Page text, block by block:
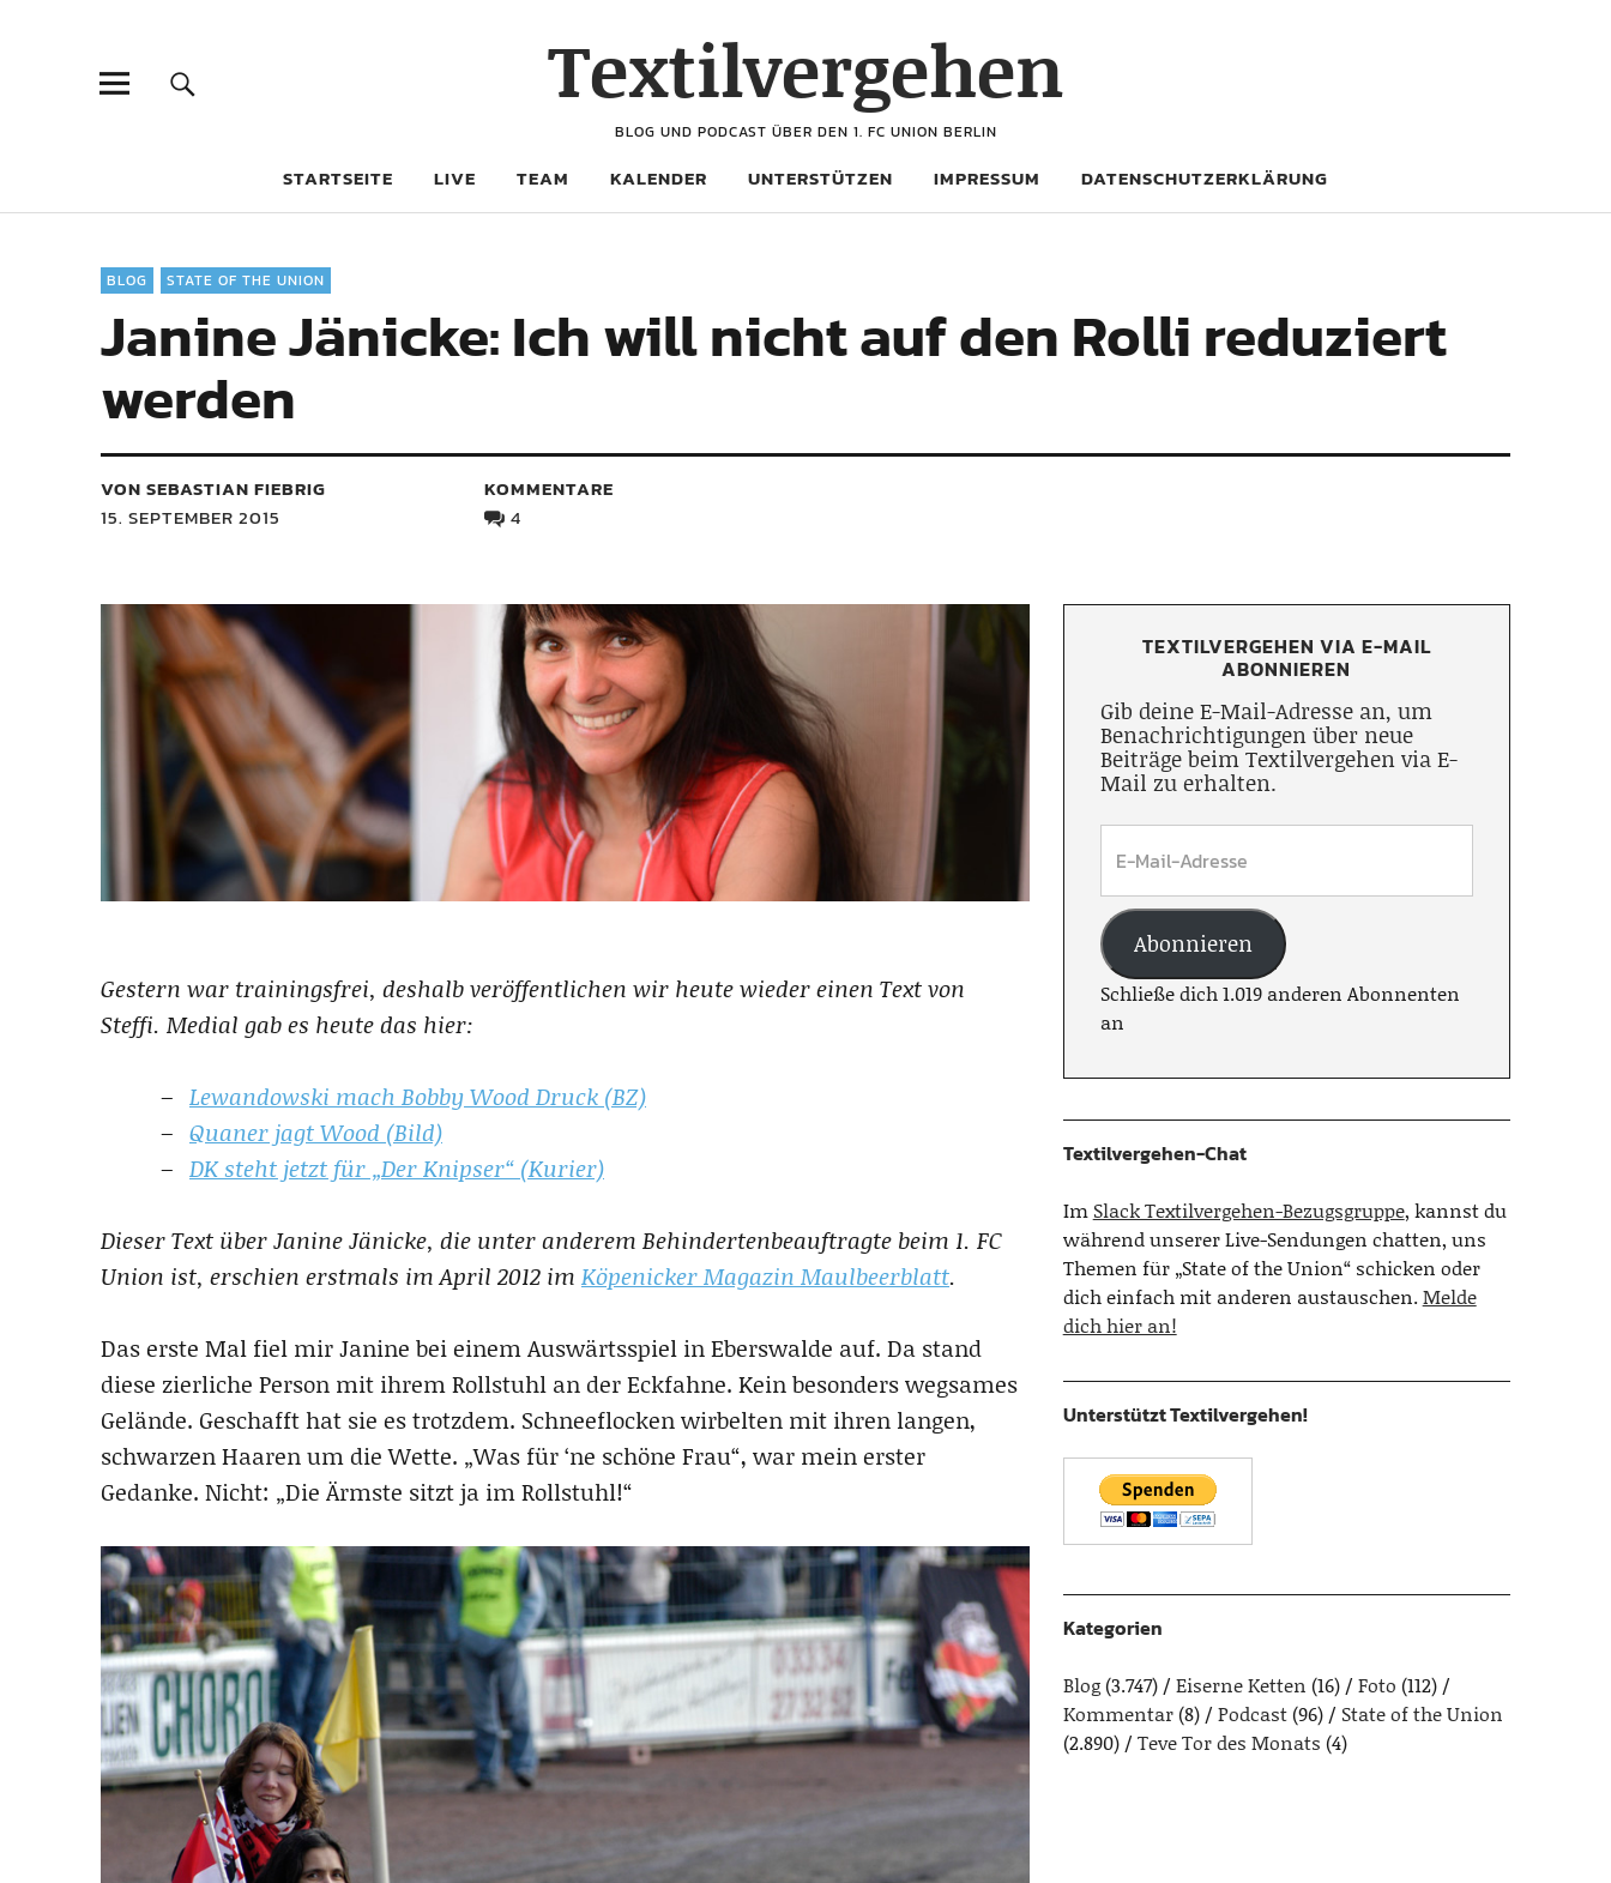
Textilvergehen
BLOG UND PODCAST ÜBER DEN 1. FC UNION BERLIN
STARTSEITE LIVE TEAM KALENDER UNTERSTÜTZEN IMPRESSUM DATENSCHUTZERKLÄRUNG
BLOG STATE OF THE UNION
Janine Jänicke: Ich will nicht auf den Rolli reduziert
werden
VON SEBASTIAN FIEBRIG
15. SEPTEMBER 2015
KOMMENTARE
4
Gestern war trainingsfrei, deshalb veröffentlichen wir heute wieder einen Text von
Steffi. Medial gab es heute das hier:
Lewandowski mach Bobby Wood Druck (BZ)
Quaner jagt Wood (Bild)
DK steht jetzt für „Der Knipser“ (Kurier)
Dieser Text über Janine Jänicke, die unter anderem Behindertenbeauftragte beim 1. FC
Union ist, erschien erstmals im April 2012 im Köpenicker Magazin Maulbeerblatt.
Das erste Mal fiel mir Janine bei einem Auswärtsspiel in Eberswalde auf. Da stand
diese zierliche Person mit ihrem Rollstuhl an der Eckfahne. Kein besonders wegsames
Gelände. Geschafft hat sie es trotzdem. Schneeflocken wirbelten mit ihren langen,
schwarzen Haaren um die Wette. „Was für ‘ne schöne Frau“, war mein erster
Gedanke. Nicht: „Die Ärmste sitzt ja im Rollstuhl!“
TEXTILVERGEHEN VIA E-MAIL
ABONNIEREN
Gib deine E-Mail-Adresse an, um
Benachrichtigungen über neue
Beiträge beim Textilvergehen via E-
Mail zu erhalten.
Abonnieren
Schließe dich 1.019 anderen Abonnenten
an
Textilvergehen-Chat
Im Slack Textilvergehen-Bezugsgruppe, kannst du
während unserer Live-Sendungen chatten, uns
Themen für „State of the Union“ schicken oder
dich einfach mit anderen austauschen.Melde
dich hier an!
Unterstützt Textilvergehen!
Kategorien
Blog(3.747) Eiserne Ketten (16) Foto (112)
Kommentar(8) Podcast(96)
State of the Union
(2.890)
Teve Tor des Monats (4)